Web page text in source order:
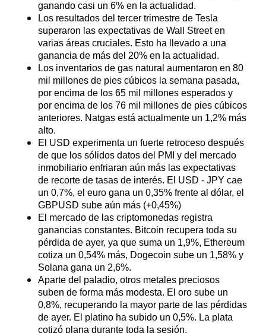
ganando casi un 6% en la actualidad.
Los resultados del tercer trimestre de Tesla
superaron las expectativas de Wall Street en
varias áreas cruciales. Esto ha llevado a una
ganancia de más del 20% en la actualidad.
Los inventarios de gas natural aumentaron en 80
mil millones de pies cúbicos la semana pasada,
por encima de los 65 mil millones esperados y
por encima de los 76 mil millones de pies cúbicos
anteriores. Natgas está actualmente un 1,2% más
alto.
El USD experimenta un fuerte retroceso después
de que los sólidos datos del PMI y del mercado
inmobiliario enfriaran aún más las expectativas
de recorte de tasas de interés. El USD - JPY cae
un 0,7%, el euro gana un 0,35% frente al dólar, el
GBPUSD sube aún más (+0,45%)
El mercado de las criptomonedas registra
ganancias constantes. Bitcoin recupera toda su
pérdida de ayer, ya que suma un 1,9%, Ethereum
cotiza un 0,54% más, Dogecoin sube un 1,58% y
Solana gana un 2,6%.
Aparte del paladio, otros metales preciosos
suben de forma más modesta. El oro sube un
0,8%, recuperando la mayor parte de las pérdidas
de ayer. El platino ha subido un 0,5%. La plata
cotizó plana durante toda la sesión,